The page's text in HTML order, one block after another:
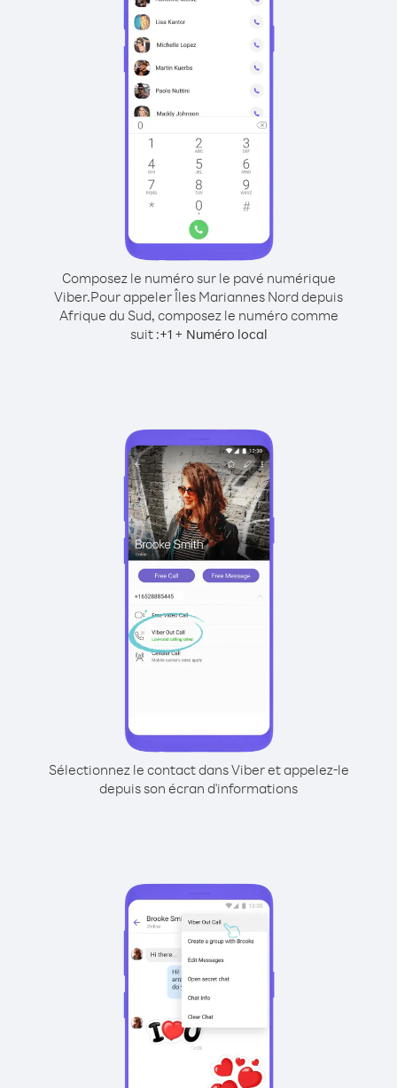
Composez le numéro sur le pavé numérique
Viber.Pour appeler Îles Mariannes Nord depuis
Afrique du Sud, composez le numéro comme
suit :+1+ Numéro local
Sélectionnez le contact dans Viber et appelez-le
depuis son écran d'informations